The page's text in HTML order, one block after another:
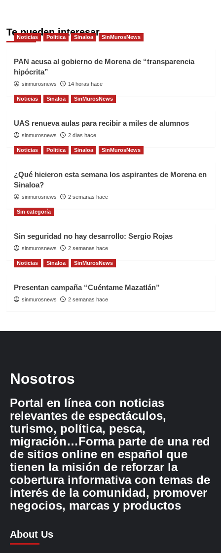
Te pueden interesar
Noticias Politica Sinaloa SinMurosNews
PAN acusa al gobierno de Morena de “transparencia
hipócrita”
sinmurosnews 14 horas hace
Noticias Sinaloa SinMurosNews
UAS renueva aulas para recibir a miles de alumnos
sinmurosnews 2 días hace
Noticias Politica Sinaloa SinMurosNews
¿Qué hicieron esta semana los aspirantes de Morena en
Sinaloa?
sinmurosnews 2 semanas hace
Sin categoría
Sin seguridad no hay desarrollo: Sergio Rojas
sinmurosnews 2 semanas hace
Noticias Sinaloa SinMurosNews
Presentan campaña “Cuéntame Mazatlán”
sinmurosnews 2 semanas hace
Nosotros
Portal en línea con noticias
relevantes de espectáculos,
turismo, política, pesca,
migración…Forma parte de una red
de sitios online en español que
tienen la misión de reforzar la
cobertura informativa con temas de
interés de la comunidad, promover
negocios, marcas y productos
About Us